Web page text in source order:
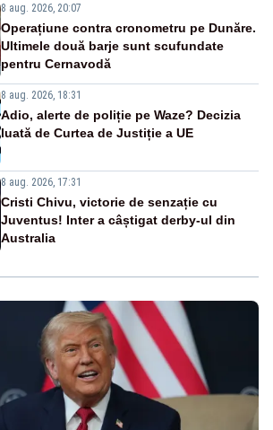
8 aug. 2026, 20:07
Operațiune contra cronometru pe Dunăre.
Ultimele două barje sunt scufundate
pentru Cernavodă
8 aug. 2026, 18:31
Adio, alerte de poliție pe Waze? Decizia
luată de Curtea de Justiție a UE
8 aug. 2026, 17:31
Cristi Chivu, victorie de senzație cu
Juventus! Inter a câștigat derby-ul din
Australia